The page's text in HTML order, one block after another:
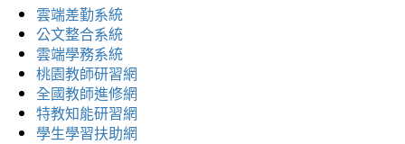
雲端差勤系統
公文整合系統
雲端學務系統
桃園教師研習網
全國教師進修網
特教知能研習網
學生學習扶助網